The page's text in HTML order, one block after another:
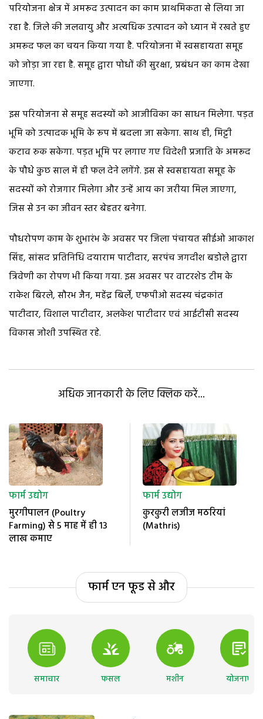
परियोजना क्षेत्र में अमरूद उत्पादन का काम प्राथमिकता से लिया जा
रहा है. जिले की जलवायु और अत्यधिक उत्पादन को ध्यान में रखते हुए
अमरूद फल का चयन किया गया है. परियोजना में स्वसहायता समूह
को जोड़ा जा रहा है. समूह द्वारा पोधों की सुरक्षा, प्रबंधन का काम देखा
जाएगा.
इस परियोजना से समूह सदस्यों को आजीविका का साधन मिलेगा. पड़त
भूमि को उत्पादक भूमि के रूप में बदला जा सकेगा. साथ ही, मिट्टी
कटाव रुक सकेगा. पड़त भूमि पर लगाए गए विदेशी प्रजाति के अमरूद
के पौधे कुछ साल में ही फल देने लगेंगे. इस से स्वसहायता समूह के
सदस्यों को रोजगार मिलेगा और उन्हें आय का जरीया मिल जाएगा,
जिस से उन का जीवन स्तर बेहतर बनेगा.
पौधरोपण काम के शुभारंभ के अवसर पर जिला पंचायत सीईओ आकाश
सिंह, सांसद प्रतिनिधि दयाराम पाटीदार, सरपंच जगदीश बडोले द्वारा
त्रिवेणी का रोपण भी किया गया. इस अवसर पर वाटरशेड टीम के
राकेश बिरले, सौरभ जैन, महेंद्र बिर्ले, एफपीओ सदस्य चंद्रकांत
पाटीदार, विशाल पाटीदार, अलकेश पाटीदार एवं आईटीसी सदस्य
विकास जोशी उपस्थित रहे.
अधिक जानकारी के लिए क्लिक करें...
फार्म उद्योग
मुरगीपालन (Poultry
Farming) से 5 माह में ही 13
लाख कमाए
फार्म उद्योग
कुरकुरी लजीज मठरियां
(Mathris)
फार्म एन फूड से और
समाचार फसल मशीन योजनाएं